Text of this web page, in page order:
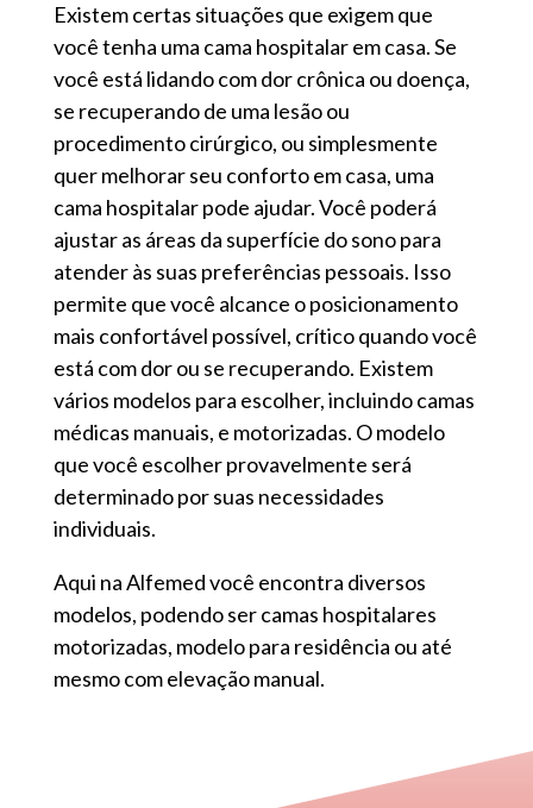
Existem certas situações que exigem que
você tenha uma cama hospitalar em casa. Se
você está lidando com dor crônica ou doença,
se recuperando de uma lesão ou
procedimento cirúrgico, ou simplesmente
quer melhorar seu conforto em casa, uma
cama hospitalar pode ajudar. Você poderá
ajustar as áreas da superfície do sono para
atender às suas preferências pessoais. Isso
permite que você alcance o posicionamento
mais confortável possível, crítico quando você
está com dor ou se recuperando. Existem
vários modelos para escolher, incluindo camas
médicas manuais, e motorizadas. O modelo
que você escolher provavelmente será
determinado por suas necessidades
individuais.
Aqui na Alfemed você encontra diversos
modelos, podendo ser camas hospitalares
motorizadas, modelo para residência ou até
mesmo com elevação manual.